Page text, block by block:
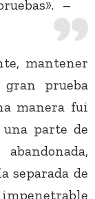
–
mantener
prueba
manera fui
parte de
separada de